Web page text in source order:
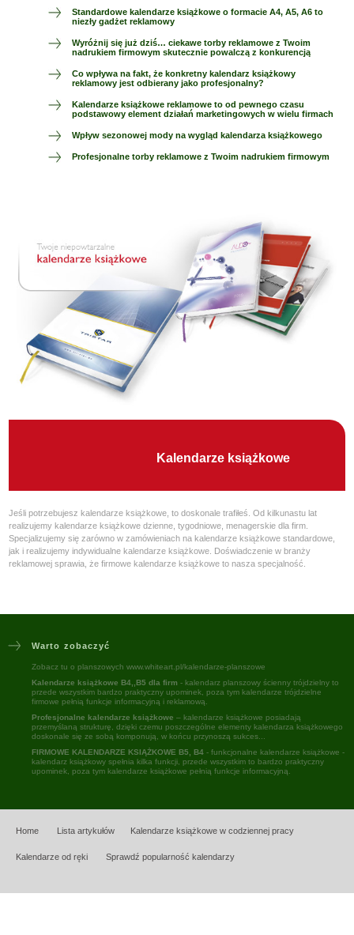
Standardowe kalendarze książkowe o formacie A4, A5, A6 to
niezły gadżet reklamowy
Wyróżnij się już dziś… ciekawe torby reklamowe z Twoim
nadrukiem firmowym skutecznie powalczą z konkurencją
Co wpływa na fakt, że konkretny kalendarz książkowy
reklamowy jest odbierany jako profesjonalny?
Kalendarze książkowe reklamowe to od pewnego czasu
podstawowy element działań marketingowych w wielu firmach
Wpływ sezonowej mody na wygląd kalendarza książkowego
Profesjonalne torby reklamowe z Twoim nadrukiem firmowym
Kalendarze książkowe
Jeśli potrzebujesz kalendarze książkowe, to doskonale trafiłeś. Od kilkunastu lat
realizujemy kalendarze książkowe dzienne, tygodniowe, menagerskie dla firm.
Specjalizujemy się zarówno w zamówieniach na kalendarze książkowe standardowe,
jak i realizujemy indywidualne kalendarze książkowe. Doświadczenie w branży
reklamowej sprawia, że firmowe kalendarze książkowe to nasza specjalność.
Warto zobaczyć
Zobacz tu o planszowych www.whiteart.pl/kalendarze-planszowe
Kalendarze książkowe B4,,B5 dla firm - kalendarz planszowy ścienny trójdzielny to
przede wszystkim bardzo praktyczny upominek, poza tym kalendarze trójdzielne
firmowe pełnią funkcje informacyjną i reklamową.
Profesjonalne kalendarze książkowe – kalendarze książkowe posiadają
przemyślaną strukturę, dzięki czemu poszczególne elementy kalendarza książkowego
doskonale się ze sobą komponują, w końcu przynoszą sukces...
FIRMOWE KALENDARZE KSIĄŻKOWE B5, B4 - funkcjonalne kalendarze książkowe -
kalendarz książkowy spełnia kilka funkcji, przede wszystkim to bardzo praktyczny
upominek, poza tym kalendarze książkowe pełnią funkcje informacyjną.
Home Lista artykułów Kalendarze książkowe w codziennej pracy
Kalendarze od ręki Sprawdź popularność kalendarzy